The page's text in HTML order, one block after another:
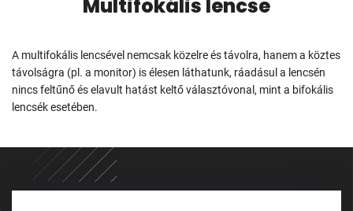
Multifokális lencse
A multifokális lencsével nemcsak közelre és távolra, hanem a köztes
távolságra (pl. a monitor) is élesen láthatunk, ráadásul a lencsén
nincs feltűnő és elavult hatást keltő választóvonal, mint a bifokális
lencsék esetében.